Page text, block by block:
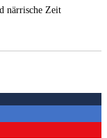
närrische Zeit